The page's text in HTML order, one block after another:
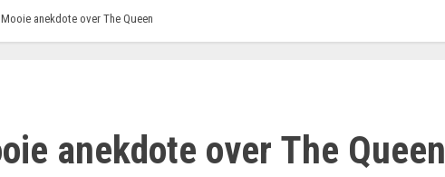
Mooie anekdote over The Queen
anekdote over The Queen